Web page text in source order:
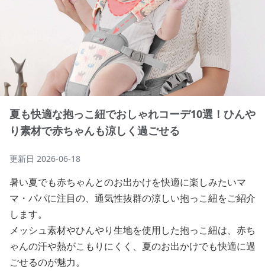
夏も快適な抱っこ紐でおしゃれコーデ10選！ひんや
り素材で赤ちゃんも涼しく過ごせる
更新日 2026-06-18
暑い夏でも赤ちゃんとのお出かけを快適に楽しみたいマ
マ・パパに注目の、通気性抜群の涼しい抱っこ紐をご紹介
します。
メッシュ素材やひんやり生地を使用した抱っこ紐は、赤ち
ゃんの汗や熱がこもりにくく、夏のお出かけでも快適に過
ごせるのが魅力。